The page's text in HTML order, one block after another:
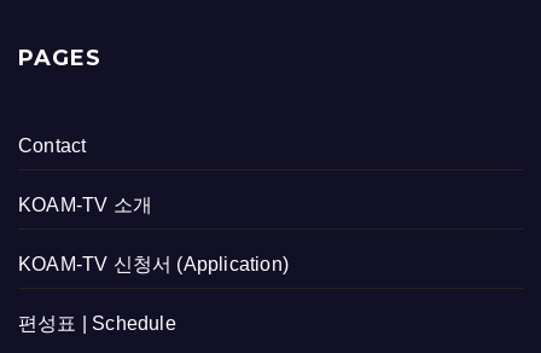
PAGES
Contact
KOAM-TV 소개
KOAM-TV 신청서 (Application)
편성표 | Schedule